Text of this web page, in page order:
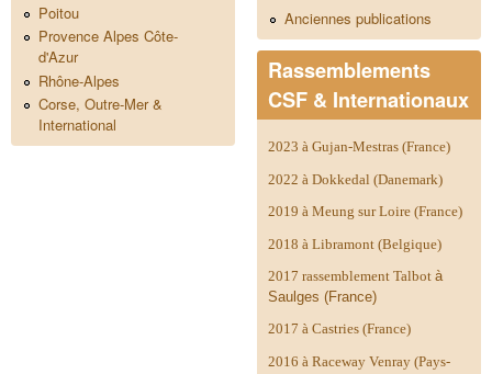
Poitou
Provence Alpes Côte-
d'Azur
Rhône-Alpes
Corse, Outre-Mer &
International
Anciennes publications
Rassemblements
CSF & Internationaux
2023 à Gujan-Mestras (France)
2022 à Dokkedal (Danemark)
2019 à Meung sur Loire (France)
2018 à Libramont (Belgique)
2017 rassemblement Talbot à
Saulges (France)
2017 à Castries (France)
2016 à Raceway Venray (Pays-